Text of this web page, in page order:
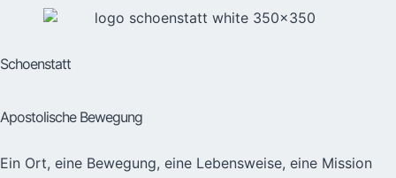
Schoenstatt
Apostolische Bewegung
Ein Ort, eine Bewegung, eine Lebensweise, eine Mission